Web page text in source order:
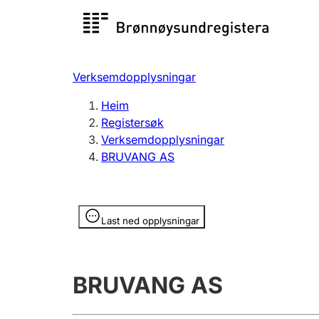
Registersøk
Registrere, endre, slette
Verksemdopplysningar
Heim
Registersøk
Verksemdopplysningar
BRUVANG AS
Last ned opplysningar
Opplysninger er skjult
BRUVANG AS